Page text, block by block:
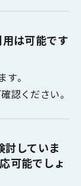
は可能です
。
認ください。
していま
可能でしょ